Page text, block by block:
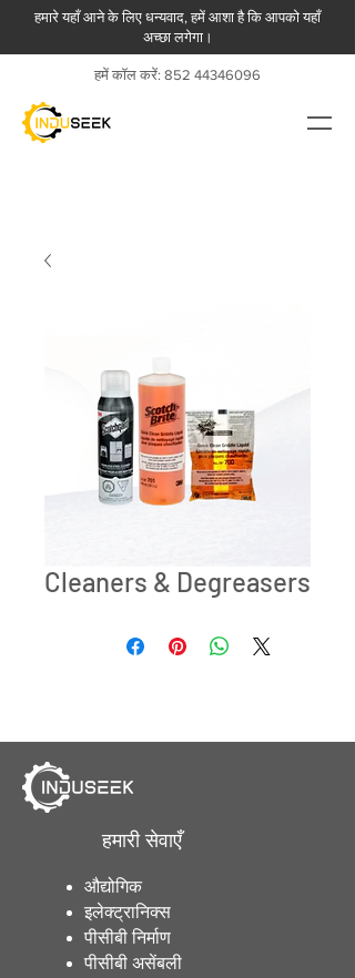
हमारे यहाँ आने के लिए धन्यवाद, हमें आशा है कि आपको यहाँ
अच्छा लगेगा।
हमें कॉल करें: 852 44346096
Cleaners & Degreasers
हमारी सेवाएँ
औद्योगिक
इलेक्ट्रानिक्स
पीसीबी निर्माण
पीसीबी असेंबली